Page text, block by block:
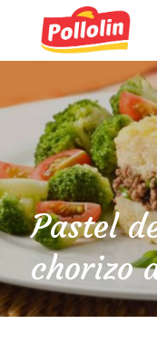
English
Pastel
chorizo